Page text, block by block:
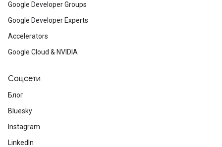
Google Developer Groups
Google Developer Experts
Accelerators
Google Cloud & NVIDIA
Соцсети
Блог
Bluesky
Instagram
LinkedIn